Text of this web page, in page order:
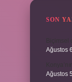
SON
Ağustos
Ağustos